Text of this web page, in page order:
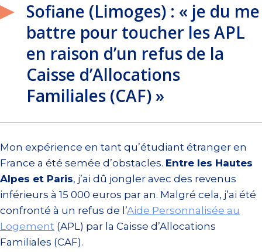
Sofiane (Limoges) : « je du me
battre pour toucher les APL
en raison d’un refus de la
Caisse d’Allocations
Familiales (CAF) »
Mon expérience en tant qu’étudiant étranger en
France a été semée d’obstacles. Entre les Hautes
Alpes et Paris, j’ai dû jongler avec des revenus
inférieurs à 15 000 euros par an. Malgré cela, j’ai été
confronté à un refus de l’Aide Personnalisée au
Logement (APL) par la Caisse d’Allocations
Familiales (CAF).